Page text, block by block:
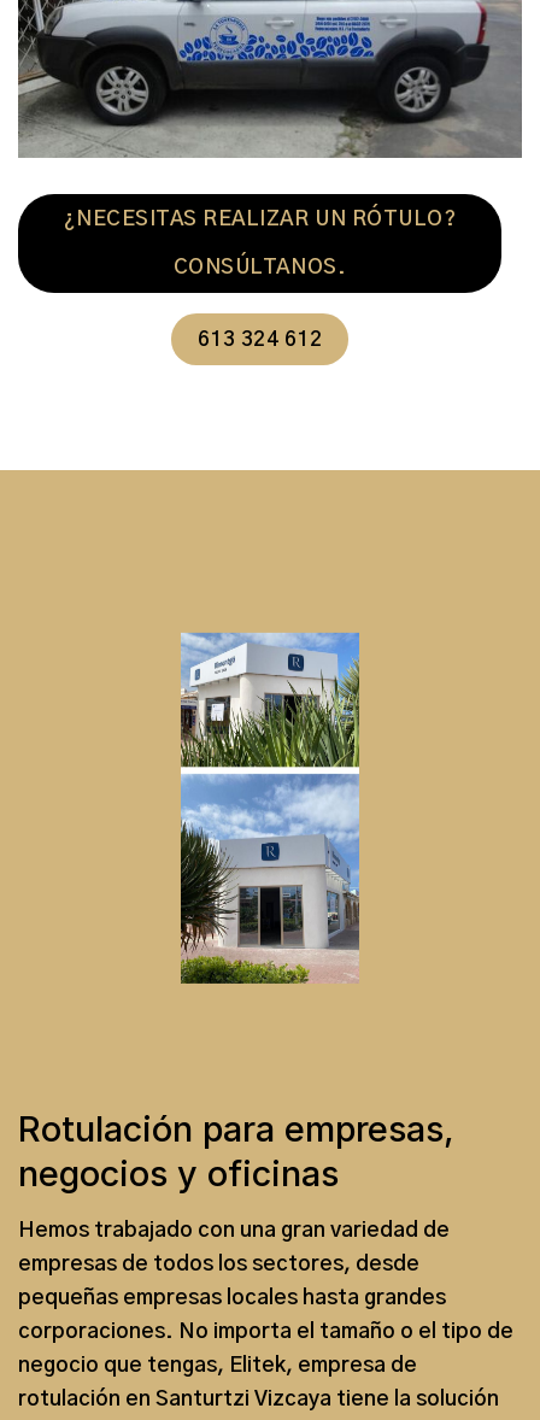
¿NECESITAS REALIZAR UN RÓTULO?
CONSÚLTANOS.
613 324 612
Rotulación para empresas,
negocios y oficinas
Hemos trabajado con una gran variedad de
empresas de todos los sectores, desde
pequeñas empresas locales hasta grandes
corporaciones. No importa el tamaño o el tipo de
negocio que tengas, Elitek, empresa de
rotulación en Santurtzi Vizcaya tiene la solución